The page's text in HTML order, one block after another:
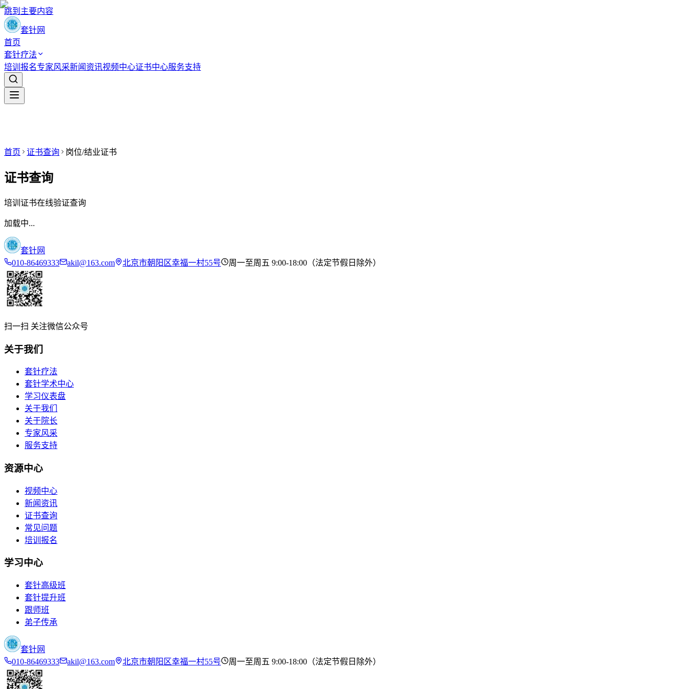
跳到主要内容
套针网
首页
套针疗法
培训报名专家风采新闻资讯视频中心证书中心服务支持
首页 证书查询 岗位/结业证书
证书查询
培训证书在线验证查询
加载中...
套针网
010-86469333
akil@163.com 北京市朝阳区幸福一村55号 周一至周五 9:00-18:00（法定节假日除外）
扫一扫 关注微信公众号
关于我们
套针疗法
套针学术中心
学习仪表盘
关于我们
关于院长
专家风采
服务支持
资源中心
视频中心
新闻资讯
证书查询
常见问题
培训报名
学习中心
套针高级班
套针提升班
跟师班
弟子传承
套针网
010-86469333
akil@163.com 北京市朝阳区幸福一村55号 周一至周五 9:00-18:00（法定节假日除外）